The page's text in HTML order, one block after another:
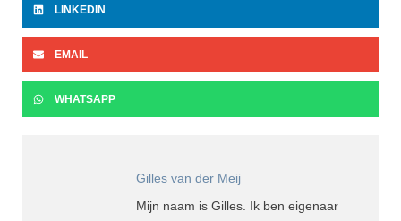
LINKEDIN
EMAIL
WHATSAPP
Gilles van der Meij
Mijn naam is Gilles. Ik ben eigenaar